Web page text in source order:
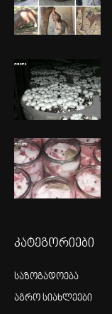
კატეგორიები
საზოგადოება
აგრო სიახლეები